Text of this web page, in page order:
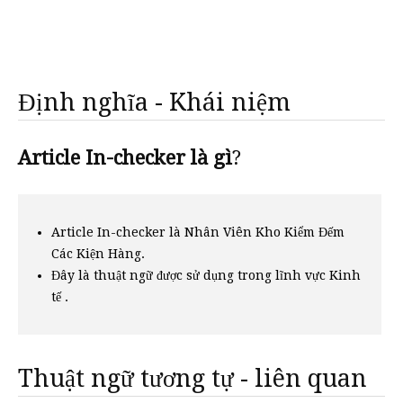
Định nghĩa - Khái niệm
Article In-checker là gì?
Article In-checker là Nhân Viên Kho Kiểm Đếm
Các Kiện Hàng.
Đây là thuật ngữ được sử dụng trong lĩnh vực Kinh
tế .
Thuật ngữ tương tự - liên quan